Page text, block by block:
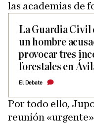
las academias de
La Guardia Civil
un hombre
provocar tres
forestales en
El Debate
Por todo ello,
reunión «urgente»